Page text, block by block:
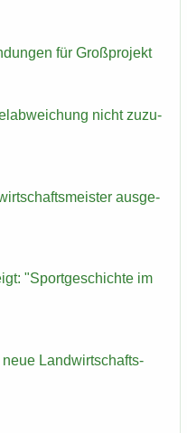
für Groß­pro­jekt
nicht zu­zu­
aus­ge­
"Sport­ge­schich­te im
neue Land­wirt­schafts­